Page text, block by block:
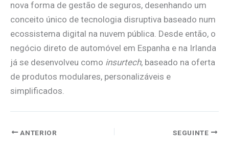
nova forma de gestão de seguros, desenhando um
conceito único de tecnologia disruptiva baseado num
ecossistema digital na nuvem pública. Desde então, o
negócio direto de automóvel em Espanha e na Irlanda
já se desenvolveu como insurtech, baseado na oferta
de produtos modulares, personalizáveis ​​e
simplificados.
ANTERIOR SEGUINTE